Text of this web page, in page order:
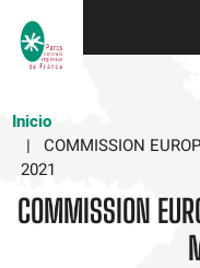
Inicio
COMMISSION
2021
COMMISSION